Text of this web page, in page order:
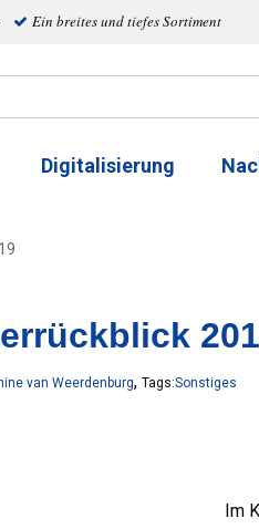
Ein breites und tiefes Sortiment
Digitalisierung
van Weerdenburg, Tags:Sonstiges
Im